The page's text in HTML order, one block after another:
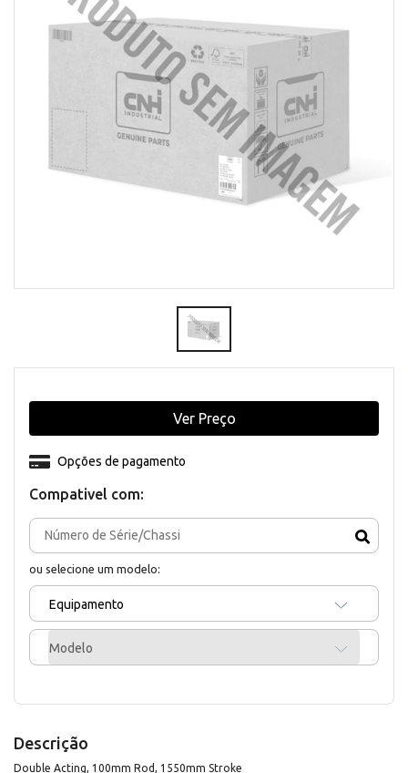
Compativel com:
ou selecione um modelo:
Equipamento
Modelo
Opções de pagamento
Ver Preço
Descrição
Double Acting, 100mm Rod, 1550mm Stroke